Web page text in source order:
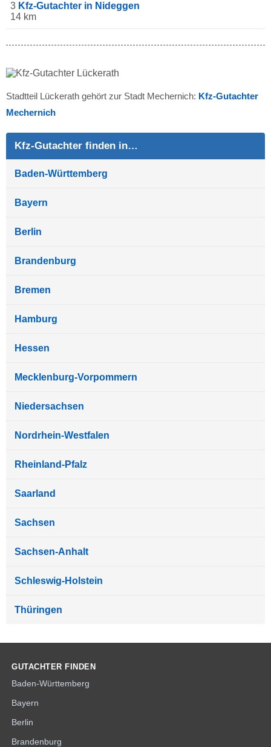
3 Kfz-Gutachter in Nideggen
14 km
Stadtteil Lückerath gehört zur Stadt Mechernich: Kfz-Gutachter
Mechernich
Kfz-Gutachter finden in…
Baden-Württemberg
Bayern
Berlin
Brandenburg
Bremen
Hamburg
Hessen
Mecklenburg-Vorpommern
Niedersachsen
Nordrhein-Westfalen
Rheinland-Pfalz
Saarland
Sachsen
Sachsen-Anhalt
Schleswig-Holstein
Thüringen
GUTACHTER FINDEN
Baden-Württemberg
Bayern
Berlin
Brandenburg